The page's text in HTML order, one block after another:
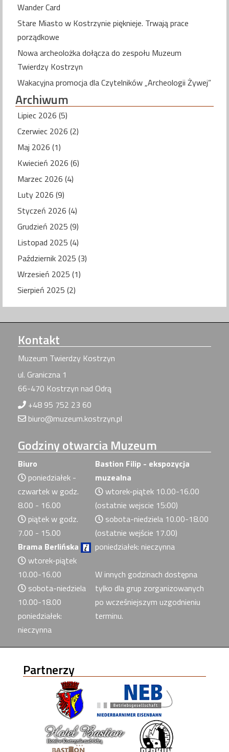
Wander Card
Stare Miasto w Kostrzynie pięknieje. Trwają prace
porządkowe
Nowa archeolożka dołącza do zespołu Muzeum
Twierdzy Kostrzyn
Wakacyjna promocja dla Czytelników „Archeologii Żywej”
Archiwum
Lipiec 2026 (5)
Czerwiec 2026 (2)
Maj 2026 (1)
Kwiecień 2026 (6)
Marzec 2026 (4)
Luty 2026 (9)
Styczeń 2026 (4)
Grudzień 2025 (9)
Listopad 2025 (4)
Październik 2025 (3)
Wrzesień 2025 (1)
Sierpień 2025 (2)
Kontakt
Muzeum Twierdzy Kostrzyn
ul. Graniczna 1
66-470 Kostrzyn nad Odrą
+48 95 752 23 60
biuro@muzeum.kostrzyn.pl
Godzinyotwarcia Muzeum
Biuro
poniedziałek -
czwartek w godz.
8.00 - 16.00
piątek w godz.
7.00 - 15.00
Brama Berlińska
wtorek-piątek
10.00-16.00
sobota-niedziela
10.00-18.00
poniedziałek:
nieczynna
Bastion Filip - ekspozycja
muzealna
wtorek-piątek 10.00-16.00
(ostatnie wejscie 15:00)
sobota-niedziela 10.00-18.00
(ostatnie wejście 17.00)
poniedziałek: nieczynna
W innych godzinach dostępna
tylko dla grup zorganizowanych
po wcześniejszym uzgodnieniu
terminu.
Partnerzy